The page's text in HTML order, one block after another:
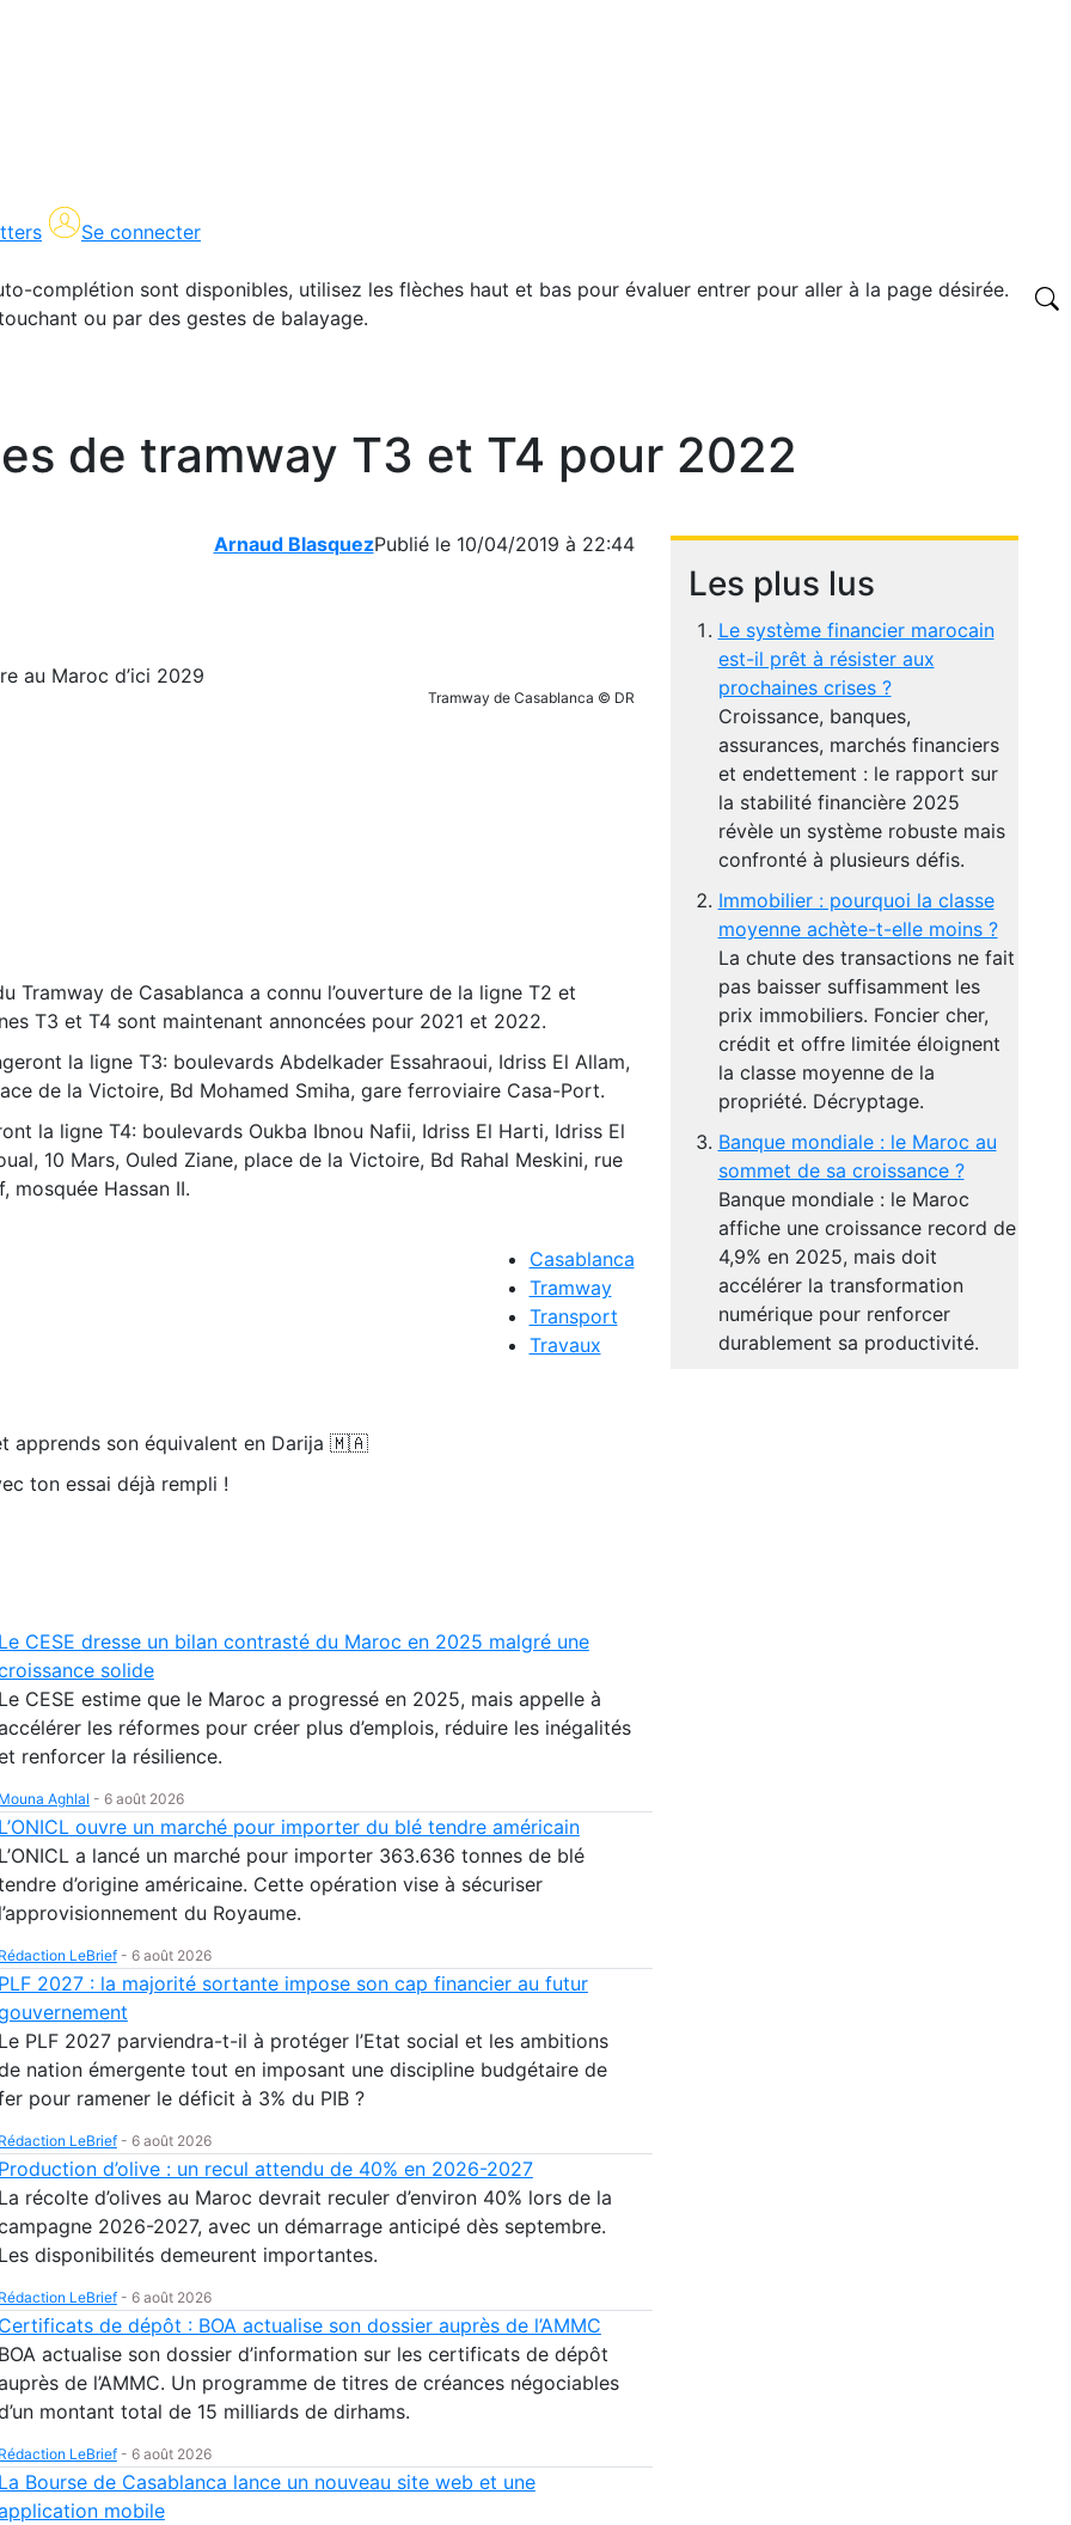
Se connecter
complétion sont disponibles, utilisez les flèches haut et bas pour évaluer entrer pour aller à la page désirée.
ou par des gestes de balayage.
de tramway T3 et T4 pour 2022
Arnaud BlasquezPublié le 10/04/2019 à 22:44
Tramway de Casablanca © DR
Tramway de Casablanca a connu l’ouverture de la ligne T2 et
T3 et T4 sont maintenant annoncées pour 2021 et 2022.
la ligne T3: boulevards Abdelkader Essahraoui, Idriss El Allam,
de la Victoire, Bd Mohamed Smiha, gare ferroviaire Casa-Port.
la ligne T4: boulevards Oukba Ibnou Nafii, Idriss El Harti, Idriss El
10 Mars, Ouled Ziane, place de la Victoire, Bd Rahal Meskini, rue
mosquée Hassan II.
Casablanca
Tramway
Transport
Travaux
apprends son équivalent en Darija 🇲🇦
ton essai déjà rempli !
Les plus lus
Le système financier marocain
est-il prêt à résister aux
prochaines crises ?
Croissance, banques,
assurances, marchés financiers
et endettement : le rapport sur
la stabilité financière 2025
révèle un système robuste mais
confronté à plusieurs défis.
Immobilier : pourquoi la classe
moyenne achète-t-elle moins ?
La chute des transactions ne fait
pas baisser suffisamment les
prix immobiliers. Foncier cher,
crédit et offre limitée éloignent
la classe moyenne de la
propriété. Décryptage.
Banque mondiale : le Maroc au
sommet de sa croissance ?
Banque mondiale : le Maroc
affiche une croissance record de
4,9% en 2025, mais doit
accélérer la transformation
numérique pour renforcer
durablement sa productivité.
Le CESE dresse un bilan contrasté du Maroc en 2025 malgré une
solide
Le CESE estime que le Maroc a progressé en 2025, mais appelle à
les réformes pour créer plus d’emplois, réduire les inégalités
renforcer la résilience.
Mouna Aghlal - 6 août 2026
L’ONICL ouvre un marché pour importer du blé tendre américain
L’ONICL a lancé un marché pour importer 363.636 tonnes de blé
d’origine américaine. Cette opération vise à sécuriser
l’approvisionnement du Royaume.
Rédaction LeBrief- 6 août 2026
PLF 2027 : la majorité sortante impose son cap financier au futur
Le PLF 2027 parviendra-t-il à protéger l’Etat social et les ambitions
nation émergente tout en imposant une discipline budgétaire de
pour ramener le déficit à 3% du PIB ?
Rédaction LeBrief- 6 août 2026
Production d’olive : un recul attendu de 40% en 2026-2027
La récolte d’olives au Maroc devrait reculer d’environ 40% lors de la
2026-2027, avec un démarrage anticipé dès septembre.
Les disponibilités demeurent importantes.
Rédaction LeBrief- 6 août 2026
Certificats de dépôt : BOA actualise son dossier auprès de l’AMMC
BOA actualise son dossier d’information sur les certificats de dépôt
de l’AMMC. Un programme de titres de créances négociables
montant total de 15 milliards de dirhams.
Rédaction LeBrief- 6 août 2026
La Bourse de Casablanca lance un nouveau site web et une
mobile